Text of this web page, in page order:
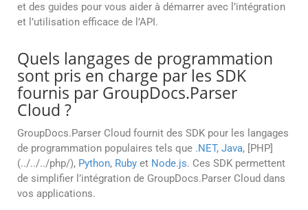
et des guides pour vous aider à démarrer avec l’intégration
et l’utilisation efficace de l’API.
Quels langages de programmation
sont pris en charge par les SDK
fournis par GroupDocs.Parser
Cloud ?
GroupDocs.Parser Cloud fournit des SDK pour les langages
de programmation populaires tels que .NET, Java, [PHP]
(../../../php/), Python, Ruby et Node.js. Ces SDK permettent
de simplifier l’intégration de GroupDocs.Parser Cloud dans
vos applications.